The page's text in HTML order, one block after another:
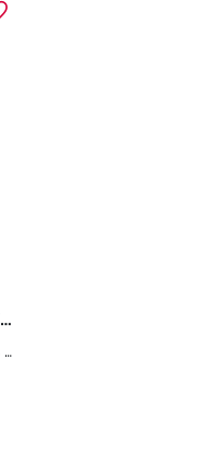
Spot The Difference Siero Concentrato Antimacchia
Siero Antimacchia - Niacinamide 5% e Vitamina C